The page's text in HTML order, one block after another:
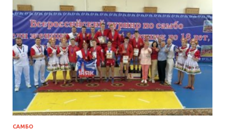
САМБО